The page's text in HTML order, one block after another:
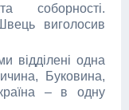
соборності.
виголосив
відділені одна
Буковина,
– в одну